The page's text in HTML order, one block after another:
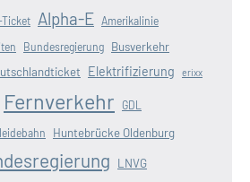
Alpha-E Amerikalinie
Bundesregierung Busverkehr
Elektrifizierung erixx
Fernverkehr GDL
Huntebrücke Oldenburg
LNVG